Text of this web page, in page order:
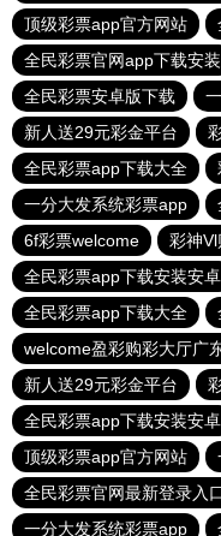
顶级彩票app官方网站
全民彩票官网app下载安装
全民彩票安卓版下载
新人送29元彩金平台
全民彩票app下载大全
一分大发系统彩票app
6f彩票welcome
彩神
全民彩票app下载安装安卓
全民彩票app下载大全
welcome盈彩购彩大厅广
新人送29元彩金平台
全民彩票app下载安装安卓
顶级彩票app官方网站
全民彩票官网最新登录入
一分大发系统彩票app